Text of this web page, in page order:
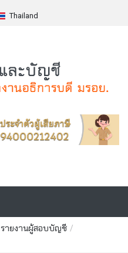
Thailand
รายงานผู้สอบบัญชี /